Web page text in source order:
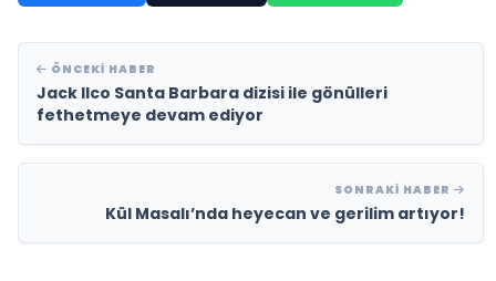
ÖNCEKI HABER
Jack Ilco Santa Barbara dizisi ile gönülleri
fethetmeye devam ediyor
SONRAKI HABER
Kül Masalı’nda heyecan ve gerilim artıyor!